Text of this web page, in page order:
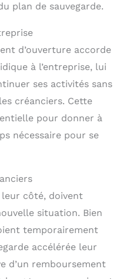
plan de sauvegarde.
d’ouverture accorde
à l’entreprise, lui
ses activités sans
créanciers. Cette
pour donner à
nécessaire pour se
leur côté, doivent
situation. Bien
temporairement
accélérée leur
d’un remboursement